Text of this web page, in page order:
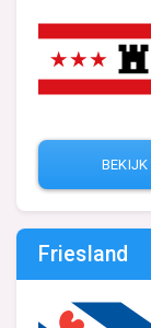
BEKIJK
Friesland